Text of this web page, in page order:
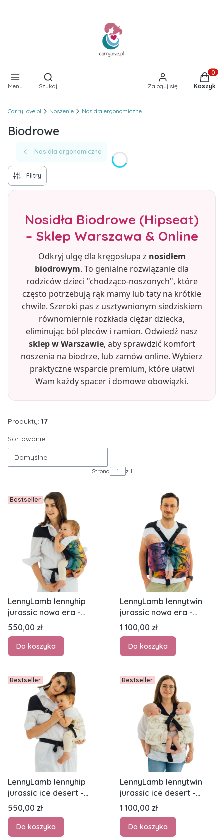
Menu
Otwórz wyszukiwarkę
Szukaj Zaloguj się Koszyk
CarryLove.pl Noszenie Nosidła ergonomiczne
Biodrowe
Nosidła ergonomiczne
Filtry
Nosidła Biodrowe (Hipseat)
– Sklep Warszawa & Online
Odkryj ulgę dla kręgosłupa z nosidłem
biodrowym. To genialne rozwiązanie dla
rodziców dzieci "chodząco-noszonych", które
często potrzebują rąk mamy lub taty na krótkie
chwile. Szeroki pas z usztywnionym siedziskiem
równomiernie rozkłada ciężar dziecka,
eliminując ból pleców i ramion. Odwiedź nasz
sklep w Warszawie, aby sprawdzić komfort
noszenia na biodrze, lub zamów online. Wybierz
praktyczne wsparcie premium, które ułatwi
Wam każdy spacer i domowe obowiązki.
Produkty: 17
Lista produktów
Sortowanie:
Domyślne
Strona z 1
Bestseller
LennyLamb lennyhip
jurassic nowa era -
nosidło biodrowe
Cena
550,00 zł
Do koszyka
LennyLamb lennytwin
jurassic nowa era -
nosidło biodrowe dla
dwójki dzieci
Cena
1 100,00 zł
Do koszyka
Bestseller
LennyLamb lennyhip
jurassic ice desert -
nosidło biodrowe
Cena
550,00 zł
Do koszyka
Bestseller
LennyLamb lennytwin
jurassic ice desert -
nosidło biodrowe dla
dwójki dzieci
Cena
1 100,00 zł
Do koszyka